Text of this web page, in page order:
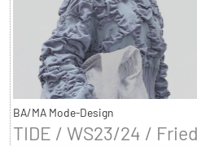
BA/MA Mode-Design
TIDE / WS23/24 /